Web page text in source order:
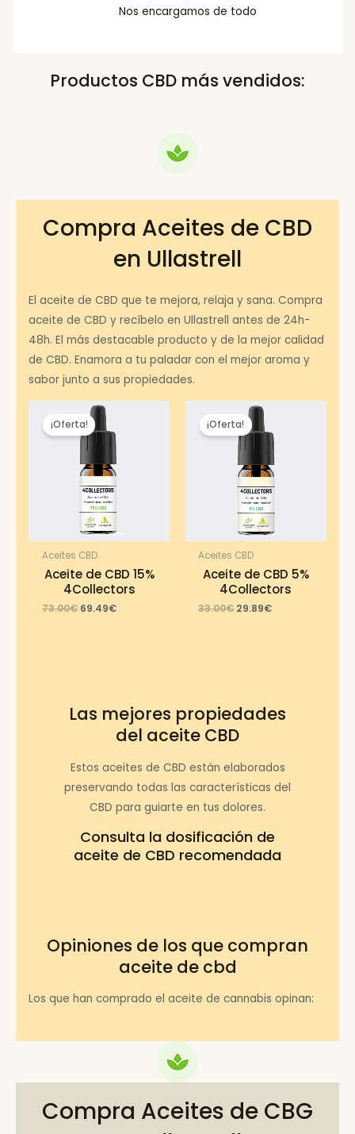
Nos encargamos de todo
Productos CBD más vendidos:
Compra Aceites de CBD
en Ullastrell
El aceite de CBD que te mejora, relaja y sana. Compra
aceite de CBD y recíbelo en Ullastrell antes de 24h-
48h. El más destacable producto y de la mejor calidad
de CBD. Enamora a tu paladar con el mejor aroma y
sabor junto a sus propiedades.
¡Oferta!
Aceites CBD
Aceite de CBD 15%
4Collectors
73.00€ Original
69.49€Current
¡Oferta!
Aceites CBD
Aceite de CBD 5%
4Collectors
33.00€ Original
29.89€Current
Las mejores propiedades
del aceite CBD
Estos aceites de CBD están elaborados
preservando todas las características del
CBD para guiarte en tus dolores.
Consulta la dosificación de
aceite de CBD recomendada
Opiniones de los que compran
aceite de cbd
Los que han comprado el aceite de cannabis opinan:
Compra Aceites de CBG